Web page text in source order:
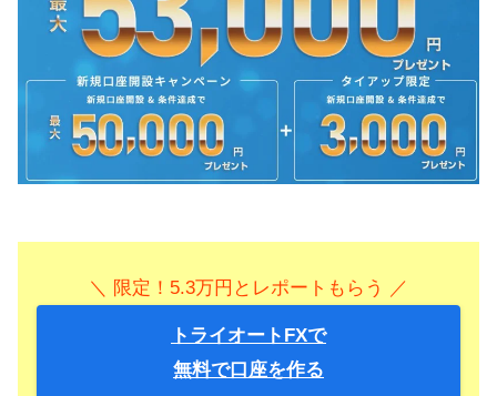
＼ 限定！5.3万円とレポートもらう ／
トライオートFXで
無料で口座を作る